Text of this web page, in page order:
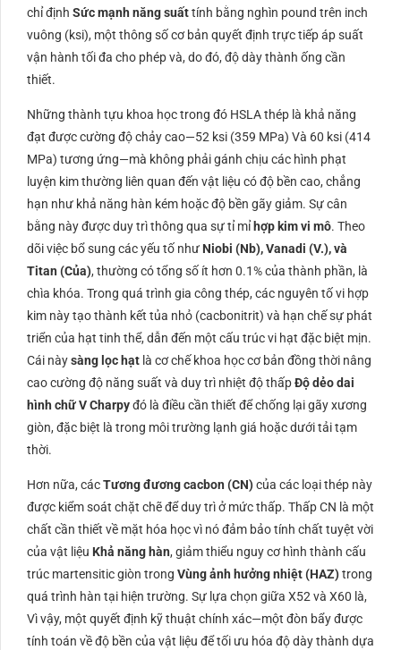
chỉ định Sức mạnh năng suấttính bằng nghìn pound trên inch
vuông (ksi), một thông số cơ bản quyết định trực tiếp áp suất
vận hành tối đa cho phép và, do đó, độ dày thành ống cần
thiết.
Những thành tựu khoa học trong đó HSLAthép là khả năng
đạt được cường độ chảy cao—52 ksi (359 MPa) Và 60 ksi (414
MPa) tương ứng—mà không phải gánh chịu các hình phạt
luyện kim thường liên quan đến vật liệu có độ bền cao, chẳng
hạn như khả năng hàn kém hoặc độ bền gãy giảm. Sự cân
bằng này được duy trì thông qua sự tỉ mỉ hợp kim vi mô. Theo
dõi việc bổ sung các yếu tố như Niobi (Nb), Vanadi (V.), và
Titan (Của), thường có tổng số ít hơn 0.1%của thành phần, là
chìa khóa. Trong quá trình gia công thép, các nguyên tố vi hợp
kim này tạo thành kết tủa nhỏ (cacbonitrit) và hạn chế sự phát
triển của hạt tinh thể, dẫn đến một cấu trúc vi hạt đặc biệt mịn.
Cái nàysàng lọc hạt là cơ chế khoa học cơ bản đồng thời nâng
cao cường độ năng suất và duy trì nhiệt độ thấpĐộ dẻo dai
hình chữ V Charpyđó là điều cần thiết để chống lại gãy xương
giòn, đặc biệt là trong môi trường lạnh giá hoặc dưới tải tạm
thời.
Hơn nữa, cácTương đương cacbon (CN)của các loại thép này
được kiểm soát chặt chẽ để duy trì ở mức thấp. ThấpCN là một
chất cần thiết về mặt hóa học vì nó đảm bảo tính chất tuyệt vời
của vật liệu Khả năng hàn, giảm thiểu nguy cơ hình thành cấu
trúc martensitic giòn trong Vùng ảnh hưởng nhiệt (HAZ)trong
quá trình hàn tại hiện trường. Sự lựa chọn giữa X52 và X60 là,
Vì vậy, một quyết định kỹ thuật chính xác—một đòn bẩy được
tính toán về độ bền của vật liệu để tối ưu hóa độ dày thành dựa